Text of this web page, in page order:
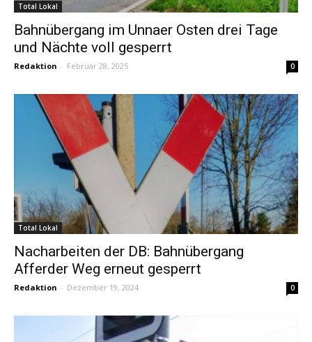
Total Lokal
Bahnübergang im Unnaer Osten drei Tage
und Nächte voll gesperrt
Redaktion - Februar 28, 2025 0
Total Lokal
Nacharbeiten der DB: Bahnübergang
Afferder Weg erneut gesperrt
Redaktion - Dezember 19, 2024 0